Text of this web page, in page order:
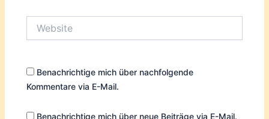
Benachrichtige mich über nachfolgende
Kommentare via E-Mail.
Benachrichtige mich über neue Beiträge via E-Mail.